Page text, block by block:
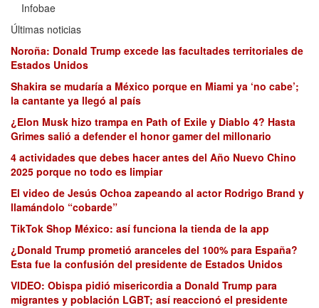
Infobae
Últimas noticias
Noroña: Donald Trump excede las facultades territoriales de
Estados Unidos
Shakira se mudaría a México porque en Miami ya ‘no cabe’;
la cantante ya llegó al país
¿Elon Musk hizo trampa en Path of Exile y Diablo 4? Hasta
Grimes salió a defender el honor gamer del millonario
4 actividades que debes hacer antes del Año Nuevo Chino
2025 porque no todo es limpiar
El video de Jesús Ochoa zapeando al actor Rodrigo Brand y
llamándolo “cobarde”
TikTok Shop México: así funciona la tienda de la app
¿Donald Trump prometió aranceles del 100% para España?
Esta fue la confusión del presidente de Estados Unidos
VIDEO: Obispa pidió misericordia a Donald Trump para
migrantes y población LGBT; así reaccionó el presidente